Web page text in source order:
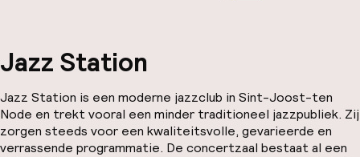
Jazz Station
Jazz Station is een moderne jazzclub in Sint-Joost-ten
Node en trekt vooral een minder traditioneel jazzpubliek. Zij
zorgen steeds voor een kwaliteitsvolle, gevarieerde en
verrassende programmatie. De concertzaal bestaat al een